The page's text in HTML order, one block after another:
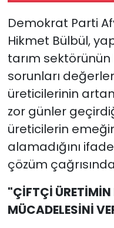
Demokrat Parti
Hikmet Bülbül,
tarım sektörünün
sorunları
üreticilerinin
zor günler
üreticilerin
alamadığını
çözüm
"ÇİFTÇİ ÜRETİMİN
MÜCADELESİNİ